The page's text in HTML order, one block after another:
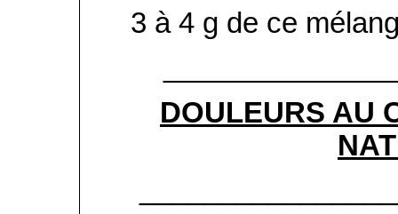
3 à 4 g de ce
DOULEURS AU